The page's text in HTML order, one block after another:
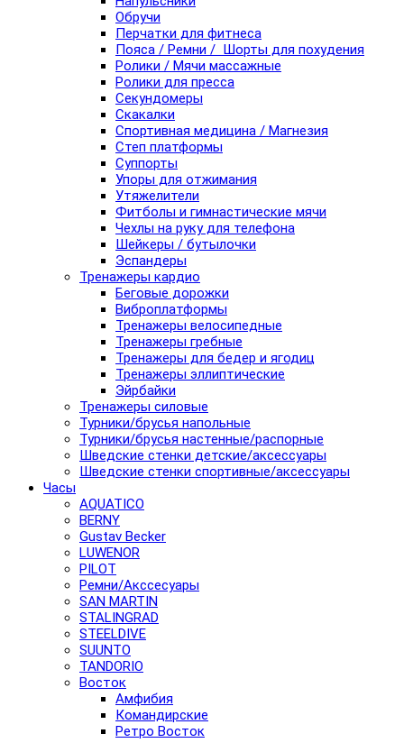
Обручи
Перчатки для фитнеса
Пояса / Ремни / Шорты для похудения
Ролики / Мячи массажные
Ролики для пресса
Секундомеры
Скакалки
Спортивная медицина / Магнезия
Степ платформы
Суппорты
Упоры для отжимания
Утяжелители
Фитболы и гимнастические мячи
Чехлы на руку для телефона
Шейкеры / бутылочки
Эспандеры
Тренажеры кардио
Беговые дорожки
Виброплатформы
Тренажеры велосипедные
Тренажеры гребные
Тренажеры для бедер и ягодиц
Тренажеры эллиптические
Эйрбайки
Тренажеры силовые
Турники/брусья напольные
Турники/брусья настенные/распорные
Шведские стенки детские/аксессуары
Шведские стенки спортивные/аксессуары
Часы
AQUATICO
BERNY
Gustav Becker
LUWENOR
PILOT
Pемни/Акссесуары
SAN MARTIN
STALINGRAD
STEELDIVE
SUUNTO
TANDORIO
Восток
Амфибия
Командирские
Ретро Восток